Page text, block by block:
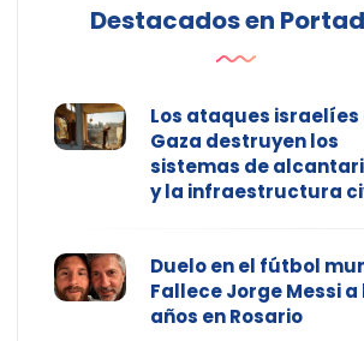
Destacados en
Los ataques israelíes
Gaza destruyen los
sistemas de
y la infraestructura
Duelo en el fútbol
Fallece Jorge Messi a
años en Rosario